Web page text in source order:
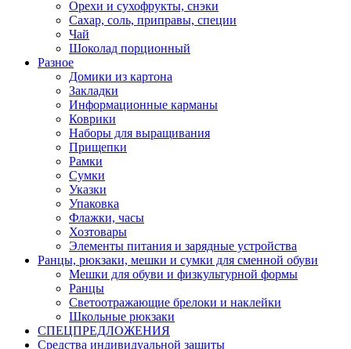
Орехи и сухофрукты, снэки
Сахар, соль, приправы, специи
Чай
Шоколад порционный
Разное
Домики из картона
Закладки
Информационные карманы
Коврики
Наборы для выращивания
Прищепки
Рамки
Сумки
Указки
Упаковка
Флажки, часы
Хозтовары
Элементы питания и зарядные устройства
Ранцы, рюкзаки, мешки и сумки для сменной обуви
Мешки для обуви и физкультурной формы
Ранцы
Светоотражающие брелоки и наклейки
Школьные рюкзаки
СПЕЦПРЕДЛОЖЕНИЯ
Средства индивидуальной защиты